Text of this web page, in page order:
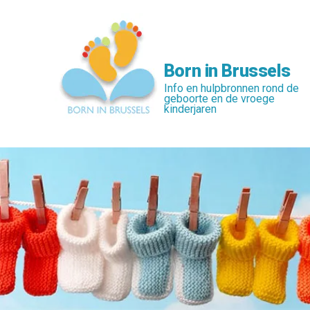
Born in Brussels
Info en hulpbronnen rond de
geboorte en de vroege
kinderjaren